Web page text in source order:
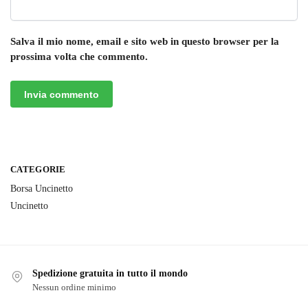
Salva il mio nome, email e sito web in questo browser per la
prossima volta che commento.
CATEGORIE
Borsa Uncinetto
Uncinetto
Spedizione gratuita in tutto il mondo
Nessun ordine minimo